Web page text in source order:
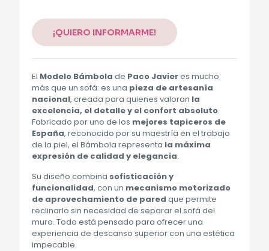
¡QUIERO INFORMARME!
El Modelo Bámbola de Paco Javieres mucho
más que un sofá: es una pieza de artesanía
nacional, creada para quienes valoran la
excelencia, el detalle y el confort absoluto.
Fabricado por uno de los mejores tapiceros de
España, reconocido por su maestría en el trabajo
de la piel, el Bámbola representa la máxima
expresión de calidad y elegancia.
Su diseño combina sofisticación y
funcionalidad, con un mecanismo motorizado
de aprovechamiento de pared que permite
reclinarlo sin necesidad de separar el sofá del
muro. Todo está pensado para ofrecer una
experiencia de descanso superior con una estética
impecable.